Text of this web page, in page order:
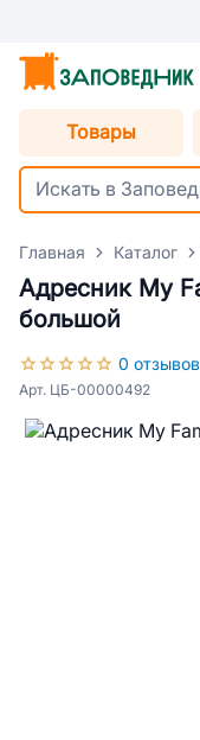
Товары
Главная Каталог
Адресник My
большой
0 отзывов
Арт. ЦБ-00000492